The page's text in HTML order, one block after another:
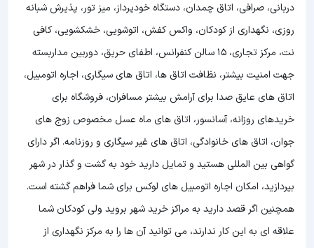
دربانی، صرافی، اتاق چمدان، دستگاه خودپرداز، میز تور، پذیرش شبانه
روزی، نگهداری از کودکان، واکس کفش، اتوشویی، خشکشویی، کافی
نت، مرکز تجاری، 15 سالن کنفرانس، اطفای حریق، دوربین مداربسته
جهت امنیت بیشتر، نظافت اتاق ها، اتاق های سیگاری، اجاره اتومبیل،
اتاق های عایق صدا برای آرامش بیشتر مسافران، فروشگاه برای
خریدهای روزانه، آسانسور، اتاق های ماه عسل مخصوص زوج های
جوان، اتاق های خانوادگی، اتاق های غیر سیگاری و روزنامه. اگر دارای
گواهی بین المللی هستید و تمایل دارید خود به گشت و گذار در شهر
بپردازید، امکان اجاره اتومبیل های لوکس برای شما فراهم گشته است.
همچنین اگر قصد دارید به مراکز خرید شهر بروید ولی کودکان شما
علاقه ای به این کار ندارند، می توانید آن ها را به مرکز نگهداری از